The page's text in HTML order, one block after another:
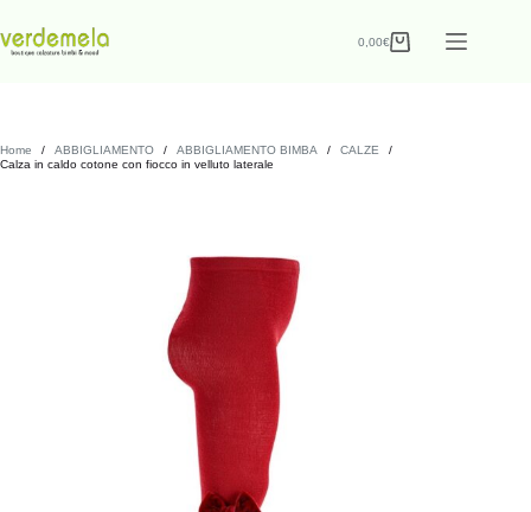
0,00€
Home / ABBIGLIAMENTO / ABBIGLIAMENTO BIMBA / CALZE
/
Calza in caldo cotone con fiocco in velluto laterale